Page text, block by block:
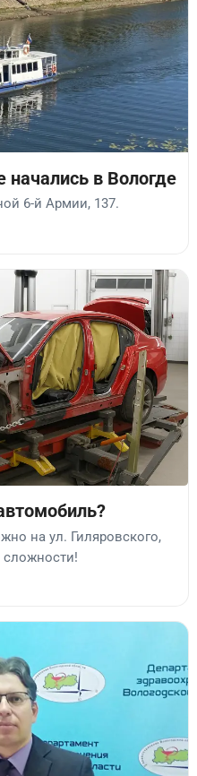
начались в Вологде
6-й Армии, 137.
на ул. Гиляровского,